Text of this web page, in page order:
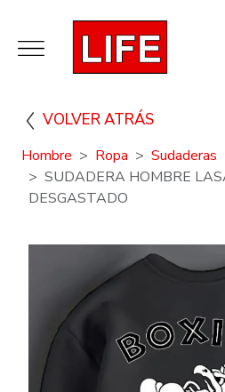
VOLVER ATRÁS
Hombre Ropa
Sudaderas
SUDADERA HOMBRE
DESGASTADO